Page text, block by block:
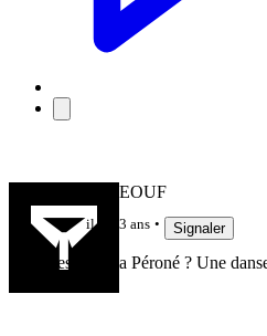
RUGBYDEOUF
il y a 3 ans Signaler
C'est qui "la Péroné ? Une